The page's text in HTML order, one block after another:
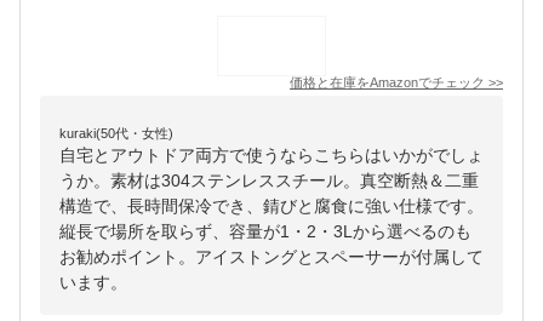
価格と在庫をAmazonでチェック >>
kuraki(50代・女性)
自宅とアウトドア両方で使うならこちらはいかがでしょ
うか。素材は304ステンレススチール。真空断熱＆二重
構造で、長時間保冷でき、錆びと腐食に強い仕様です。
縦長で場所を取らず、容量が1・2・3Lから選べるのも
お勧めポイント。アイストングとスペーサーが付属して
います。